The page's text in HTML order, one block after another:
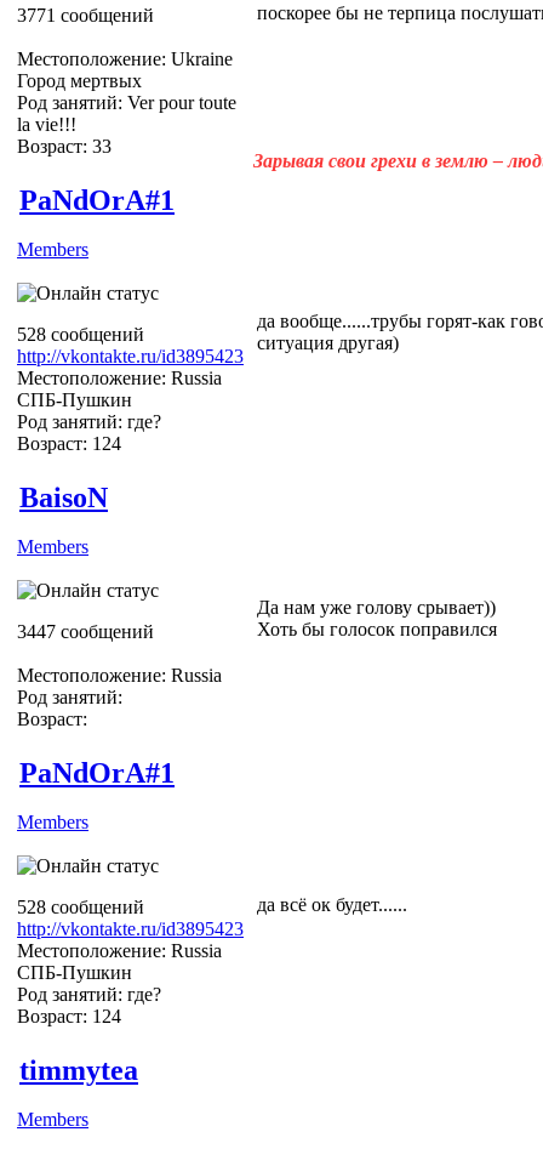
3771 сообщений
Местоположение: Ukraine
Город мертвых
Род занятий: Ver pour toute
la vie!!!
Возраст: 33
поскорее бы не терпица
Зарывая свои грехи в землю –
PaNdOrA#1
Members
528 сообщений
http://vkontakte.ru/id3895423
Местоположение: Russia
СПБ-Пушкин
Род занятий: где?
Возраст: 124
да вообще......трубы горят-как
ситуация другая)
BaisoN
Members
3447 сообщений
Местоположение: Russia
Род занятий:
Возраст:
Да нам уже голову срывает))
Хоть бы голосок поправился
PaNdOrA#1
Members
528 сообщений
http://vkontakte.ru/id3895423
Местоположение: Russia
СПБ-Пушкин
Род занятий: где?
Возраст: 124
да всё ок будет......
timmytea
Members